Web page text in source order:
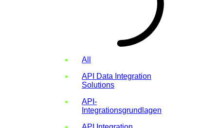
All
API Data Integration
Solutions
API-
Integrationsgrundlagen